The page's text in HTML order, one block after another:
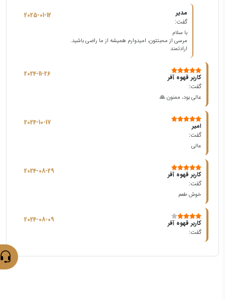
مدیر
گفت:
2025-01-12
با سلام
مرسی از محبتتون، امیدوارم همیشه از ما راضی باشید.
ارادتمند
کاربر قهوه آفر
گفت:
2024-11-26
عالی بود، ممنون 🙏
امیر
گفت:
2024-10-17
عالی
کاربر قهوه آفر
گفت:
2024-08-29
خوش طعم
کاربر قهوه آفر
گفت:
2024-08-09